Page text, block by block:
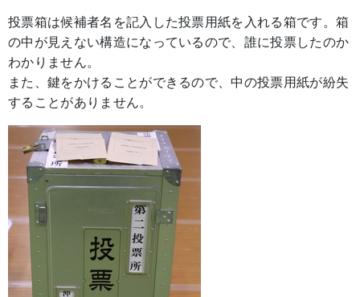
投票箱は候補者名を記入した投票用紙を入れる箱です。箱
の中が見えない構造になっているので、誰に投票したのか
わかりません。
また、鍵をかけることができるので、中の投票用紙が紛失
することがありません。